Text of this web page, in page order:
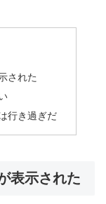
された
行き過ぎだ
表示された